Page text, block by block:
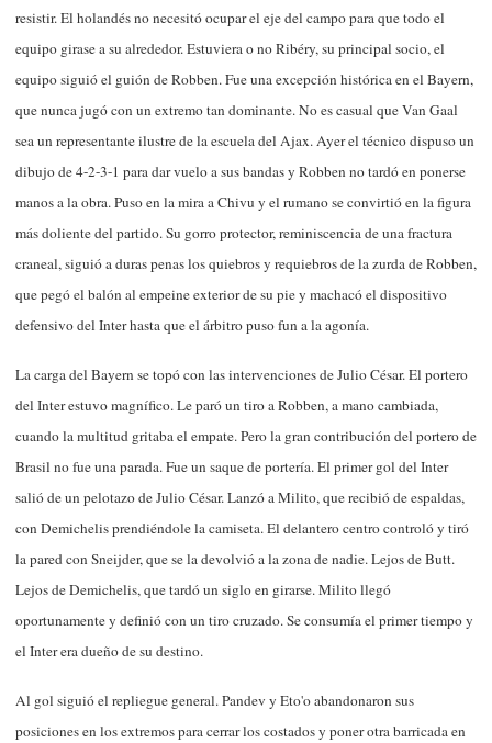
resistir. El holandés no necesitó ocupar el eje del campo para que todo el
equipo girase a su alrededor. Estuviera o no Ribéry, su principal socio, el
equipo siguió el guión de Robben. Fue una excepción histórica en el Bayern,
que nunca jugó con un extremo tan dominante. No es casual que Van Gaal
sea un representante ilustre de la escuela del Ajax. Ayer el técnico dispuso un
dibujo de 4-2-3-1 para dar vuelo a sus bandas y Robben no tardó en ponerse
manos a la obra. Puso en la mira a Chivu y el rumano se convirtió en la figura
más doliente del partido. Su gorro protector, reminiscencia de una fractura
craneal, siguió a duras penas los quiebros y requiebros de la zurda de Robben,
que pegó el balón al empeine exterior de su pie y machacó el dispositivo
defensivo del Inter hasta que el árbitro puso fun a la agonía.
La carga del Bayern se topó con las intervenciones de Julio César. El portero
del Inter estuvo magnífico. Le paró un tiro a Robben, a mano cambiada,
cuando la multitud gritaba el empate. Pero la gran contribución del portero de
Brasil no fue una parada. Fue un saque de portería. El primer gol del Inter
salió de un pelotazo de Julio César. Lanzó a Milito, que recibió de espaldas,
con Demichelis prendiéndole la camiseta. El delantero centro controló y tiró
la pared con Sneijder, que se la devolvió a la zona de nadie. Lejos de Butt.
Lejos de Demichelis, que tardó un siglo en girarse. Milito llegó
oportunamente y definió con un tiro cruzado. Se consumía el primer tiempo y
el Inter era dueño de su destino.
Al gol siguió el repliegue general. Pandev y Eto'o abandonaron sus
posiciones en los extremos para cerrar los costados y poner otra barricada en